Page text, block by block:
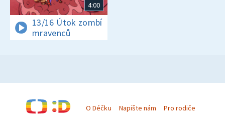
4:00
13/16 Útok zombí
mravenců
O Déčku Napište nám Pro rodiče